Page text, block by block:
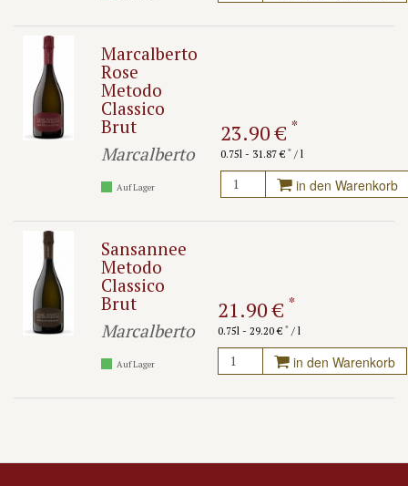
Marcalberto
Rose
Metodo
Classico
Brut
Marcalberto
Auf Lager
23.90 € *
0.75l - 31.87 € */ l
in den Warenkorb
Sansannee
Metodo
Classico
Brut
Marcalberto
Auf Lager
21.90 € *
0.75l - 29.20 € */ l
in den Warenkorb